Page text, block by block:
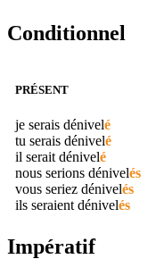
Conditionnel
PRÉSENT
je serais dénivelé
tu serais dénivelé
il serait dénivelé
nous serions dénivelés
vous seriez dénivelés
ils seraient dénivelés
Impératif